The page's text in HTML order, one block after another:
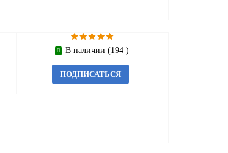
В наличии (194 )
ПОДПИСАТЬСЯ